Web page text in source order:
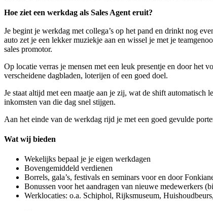
Hoe ziet een werkdag als Sales Agent eruit?
Je begint je werkdag met collega’s op het pand en drinkt nog
auto zet je een lekker muziekje aan en wissel je met je
sales promotor.
Op locatie verras je mensen met een leuk presentje en door het
verscheidene dagbladen, loterijen of een goed doel.
Je staat altijd met een maatje aan je zij, wat de shift
inkomsten van die dag snel stijgen.
Aan het einde van de werkdag rijd je met een goed gevulde
Wat wij bieden
Wekelijks bepaal je je eigen werkdagen
Bovengemiddeld verdienen
Borrels, gala’s, festivals en seminars voor en door
Bonussen voor het aandragen van nieuwe medewerkers
Werklocaties: o.a. Schiphol, Rijksmuseum,